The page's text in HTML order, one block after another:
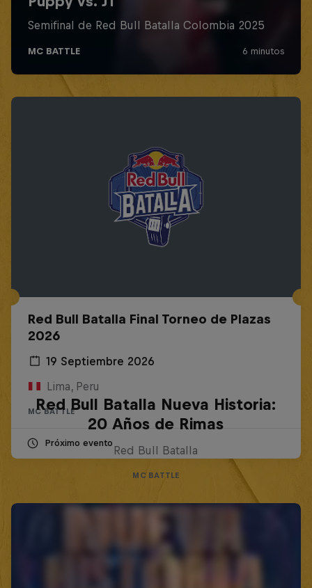
Red Bull Batalla Final Torneo de Plazas
2026
19 Septiembre 2026
Lima, Peru
MC BATTLE
Próximo evento
Red Bull Batalla Nueva Historia:
20 Años de Rimas
Red Bull Batalla
MC BATTLE